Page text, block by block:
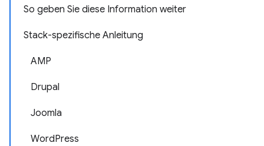
So geben Sie diese Information weiter
Stack-spezifische Anleitung
AMP
Drupal
Joomla
WordPress